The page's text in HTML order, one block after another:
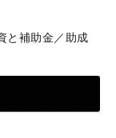
と補助金／助成